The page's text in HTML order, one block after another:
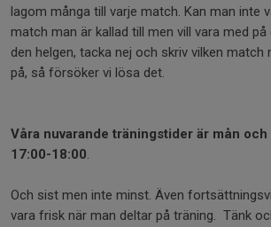
lagom många till varje match. Kan man inte
match man är kallad till men vill vara med
den helgen, tacka nej och skriv vilken match
på, så försöker vi lösa det.
Våra nuvarande träningstider är mån och
17:00-18:00.
Och sist men inte minst. Även
vara frisk när man deltar på träning. Tänk